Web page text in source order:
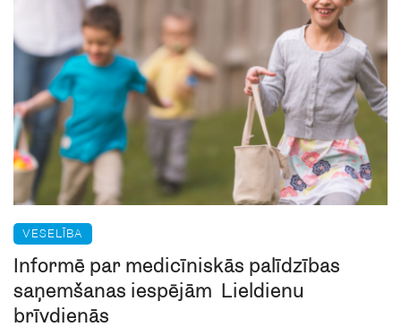
VESELĪBA
Informē par medicīniskās palīdzības
saņemšanas iespējām Lieldienu
brīvdienās